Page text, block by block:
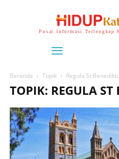
Pusat Informasi Terlengkap
Beranda Topik Regula St
TOPIK: REGULA ST